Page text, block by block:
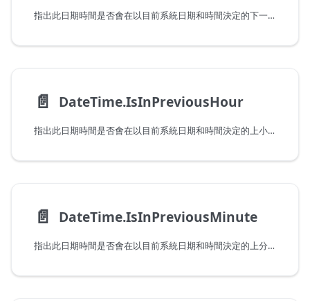
指出此日期時間是否會在以目前系統日期和時間決定的下一秒發生。請注意，傳遞會在目前秒發生的值時，此函式會傳回 false。
📄️ DateTime.IsInPreviousHour
指出此日期時間是否會在以目前系統日期和時間決定的上小時發生。請注意，傳遞會在目前小時發生的值時，此函式會傳回 false。
📄️ DateTime.IsInPreviousMinute
指出此日期時間是否會在以目前系統日期和時間決定的上分鐘發生。請注意，傳遞會在目前分鐘發生的值時，此函式會傳回 false。